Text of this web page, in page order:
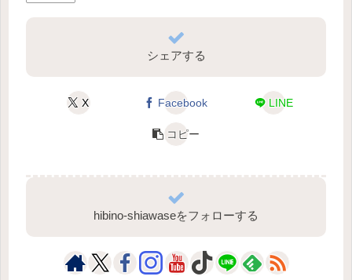
シェアする
X Facebook LINE
コピー
hibino-shiawaseをフォローする